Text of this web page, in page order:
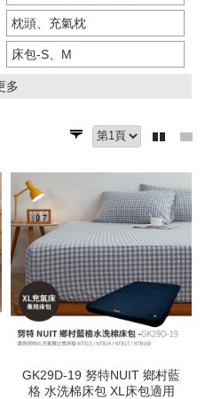
枕頭、充氣枕
床包-S、M
床包-XL
多
GK29D-19 努特NUIT 鄉村藍
格 水洗棉床包 XL床包適用